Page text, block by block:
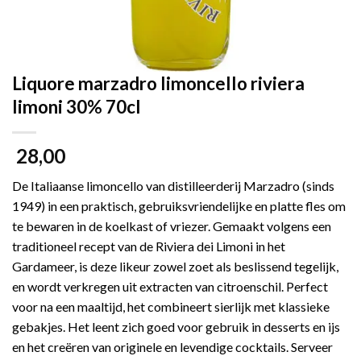
Liquore marzadro limoncello riviera
limoni 30% 70cl
28,00
De Italiaanse limoncello van distilleerderij Marzadro (sinds
1949) in een praktisch, gebruiksvriendelijke en platte fles om
te bewaren in de koelkast of vriezer. Gemaakt volgens een
traditioneel recept van de Riviera dei Limoni in het
Gardameer, is deze likeur zowel zoet als beslissend tegelijk,
en wordt verkregen uit extracten van citroenschil. Perfect
voor na een maaltijd, het combineert sierlijk met klassieke
gebakjes. Het leent zich goed voor gebruik in desserts en ijs
en het creëren van originele en levendige cocktails. Serveer